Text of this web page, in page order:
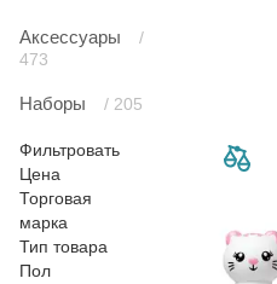
Аксессуары
/
473
Наборы / 205
Фильтровать
Цена
Торговая
марка
Тип товара
Пол